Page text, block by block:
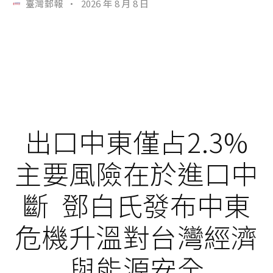
臺灣郵報 · 2026 年 8 月 8 日
出口中東僅占2.3%
主要風險在於進口中
斷 鄧白氏發布中東
危機升溫對台灣經濟